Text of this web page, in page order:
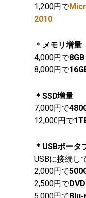
1,200円で
2010
＊ メモリ増量
4,000円で8GB
8,000円で
＊SSD増量
7,000円で
12,000円で
＊USBポータ
USBに接続し
2,000円で
2,500円で
5,000円でBlu-